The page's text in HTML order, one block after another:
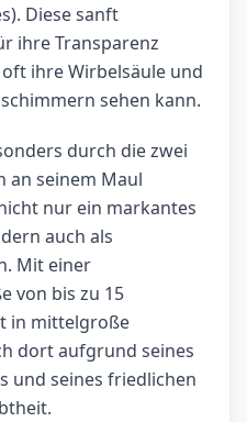
Diese sanft
ihre Transparenz
ihre Wirbelsäule und
sehen kann.
durch die zwei
an seinem Maul
nur ein markantes
auch als
Mit einer
von bis zu 15
in mittelgroße
dort aufgrund seines
und seines friedlichen